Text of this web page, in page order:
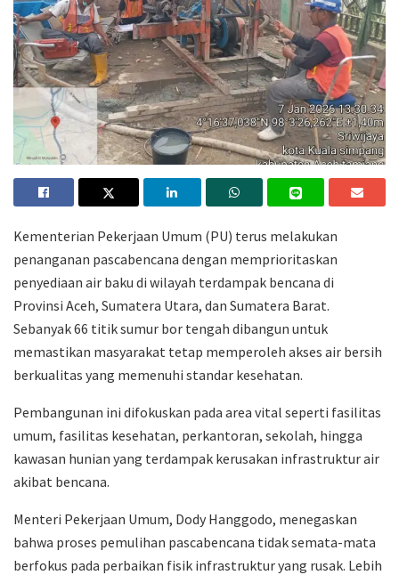
Kementerian Pekerjaan Umum (PU) terus melakukan
penanganan pascabencana dengan memprioritaskan
penyediaan air baku di wilayah terdampak bencana di
Provinsi Aceh, Sumatera Utara, dan Sumatera Barat.
Sebanyak 66 titik sumur bor tengah dibangun untuk
memastikan masyarakat tetap memperoleh akses air bersih
berkualitas yang memenuhi standar kesehatan.
Pembangunan ini difokuskan pada area vital seperti fasilitas
umum, fasilitas kesehatan, perkantoran, sekolah, hingga
kawasan hunian yang terdampak kerusakan infrastruktur air
akibat bencana.
Menteri Pekerjaan Umum, Dody Hanggodo, menegaskan
bahwa proses pemulihan pascabencana tidak semata-mata
berfokus pada perbaikan fisik infrastruktur yang rusak. Lebih